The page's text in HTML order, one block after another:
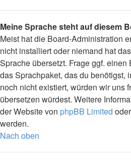
Meine Sprache steht auf diesem
Meist hat die Board-Administration
nicht installiert oder niemand hat
Sprache übersetzt. Frage ggf. einen
das Sprachpaket, das du benötigst,
noch nicht existiert, würden wir uns
übersetzen würdest. Weitere
der Website von phpBB Limited
werden.
Nach oben